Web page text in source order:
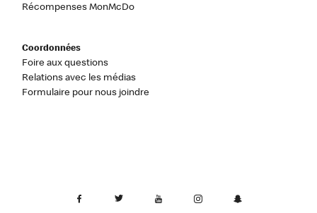
Récompenses MonMcDo
Coordonnées
Foire aux questions
Relations avec les médias
Formulaire pour nous joindre